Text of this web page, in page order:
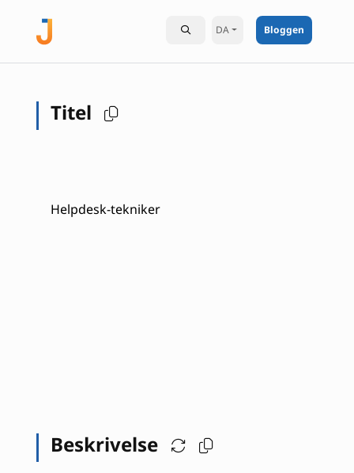
DA Bloggen
Titel
Helpdesk-tekniker
Beskrivelse